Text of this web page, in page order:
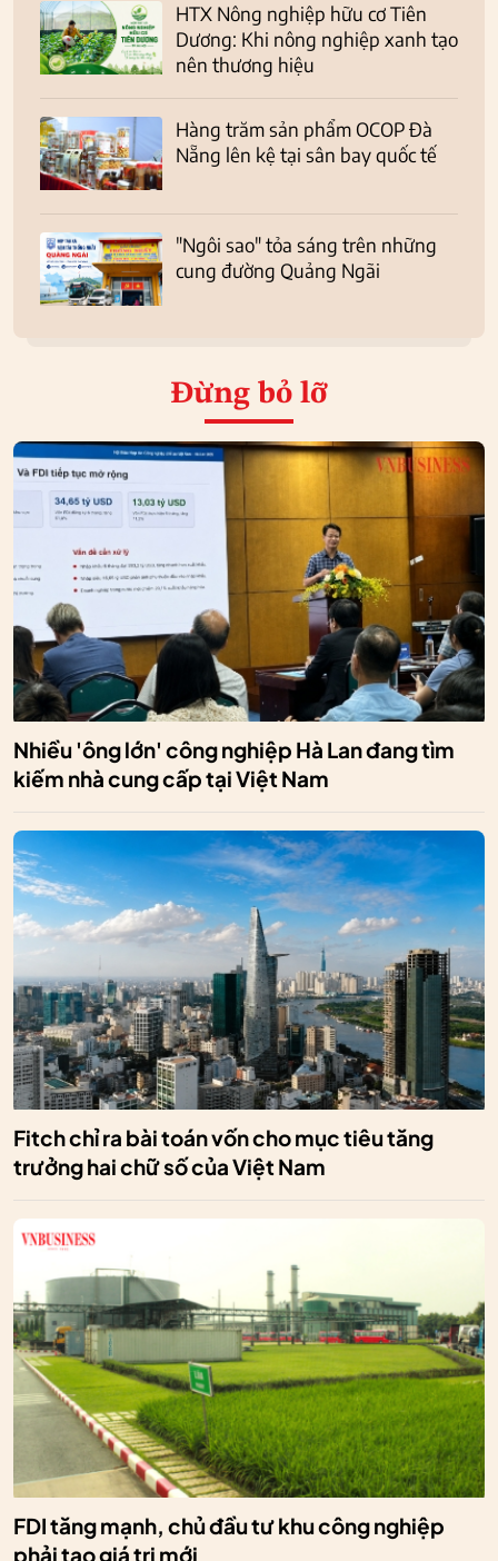
HTX Nông nghiệp hữu cơ Tiên
Dương: Khi nông nghiệp xanh tạo
nên thương hiệu
Hàng trăm sản phẩm OCOP Đà
Nẵng lên kệ tại sân bay quốc tế
"Ngôi sao" tỏa sáng trên những
cung đường Quảng Ngãi
Đừng bỏ lỡ
Nhiều 'ông lớn' công nghiệp Hà Lan đang tìm
kiếm nhà cung cấp tại Việt Nam
Fitch chỉ ra bài toán vốn cho mục tiêu tăng
trưởng hai chữ số của Việt Nam
FDI tăng mạnh, chủ đầu tư khu công nghiệp
phải tạo giá trị mới